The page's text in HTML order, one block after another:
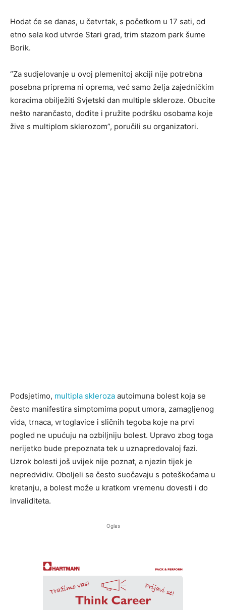
Hodat će se danas, u četvrtak, s početkom u 17 sati, od
etno sela kod utvrde Stari grad, trim stazom park šume
Borik.
“Za sudjelovanje u ovoj plemenitoj akciji nije potrebna
posebna priprema ni oprema, već samo želja zajedničkim
koracima obilježiti Svjetski dan multiple skleroze. Obucite
nešto narančasto, dođite i pružite podršku osobama koje
žive s multiplom sklerozom”, poručili su organizatori.
Podsjetimo, multipla skleroza autoimuna bolest koja se
često manifestira simptomima poput umora, zamagljenog
vida, trnaca, vrtoglavice i sličnih tegoba koje na prvi
pogled ne upućuju na ozbiljniju bolest. Upravo zbog toga
nerijetko bude prepoznata tek u uznapredovaloj fazi.
Uzrok bolesti još uvijek nije poznat, a njezin tijek je
nepredvidiv. Oboljeli se često suočavaju s poteškoćama u
kretanju, a bolest može u kratkom vremenu dovesti i do
invaliditeta.
Oglas